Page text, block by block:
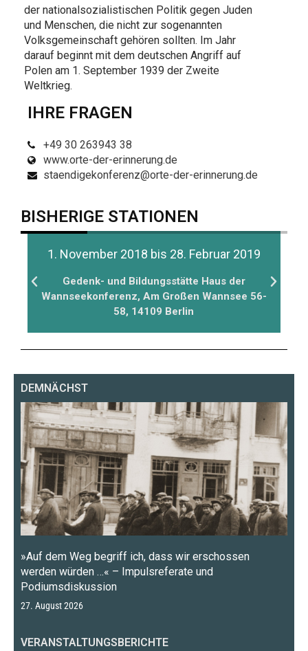
der nationalsozialistischen Politik gegen Juden
und Menschen, die nicht zur sogenannten
Volksgemeinschaft gehören sollten. Im Jahr
darauf beginnt mit dem deutschen Angriff auf
Polen am 1. September 1939 der Zweite
Weltkrieg.
IHRE FRAGEN
+49 30 263943 38
www.orte-der-erinnerung.de
staendigekonferenz@orte-der-erinnerung.de
BISHERIGE STATIONEN
16. bis 31. Oktober 2018
Gedenkstätte Deutscher Widerstand
Stauffenbergstraße 13 – 14, 10785 Berlin
DEMNÄCHST
»Auf dem Weg begriff ich, dass wir erschossen
werden würden …« – Impulsreferate und
Podiumsdiskussion
27. August 2026
VERANSTALTUNGSBERICHTE